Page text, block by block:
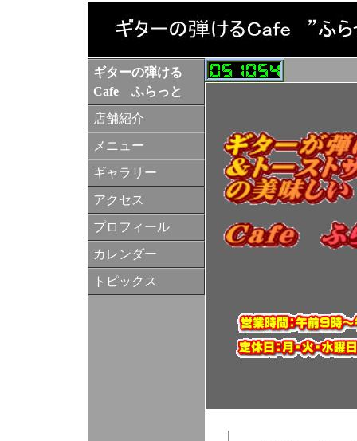
ギターの弾ける
Cafe ふらっと
店舗紹介
メニュー
ギャラリー
アクセス
プロフィール
カレンダー
トピックス